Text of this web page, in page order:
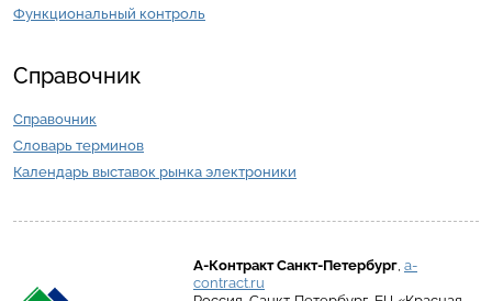
Функциональный контроль
Справочник
Справочник
Словарь терминов
Календарь выставок рынка электроники
А-Контракт Санкт-Петербург a-
contract.ru